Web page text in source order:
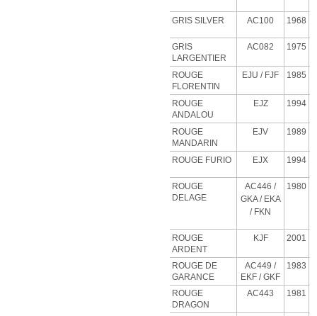
GRIS SILVER AC100 1968
GRIS
LARGENTIER
AC082 1975
ROUGE
FLORENTIN
EJU / FJF 1985
ROUGE
ANDALOU
EJZ 1994
ROUGE
MANDARIN
EJV 1989
ROUGE FURIO EJX 1994
ROUGE
DELAGE
AC446 /
GKA / EKA
/ FKN
1980
ROUGE
ARDENT
KJF 2001
ROUGE DE
GARANCE
AC449 /
EKF / GKF
1983
ROUGE
DRAGON
AC443 1981